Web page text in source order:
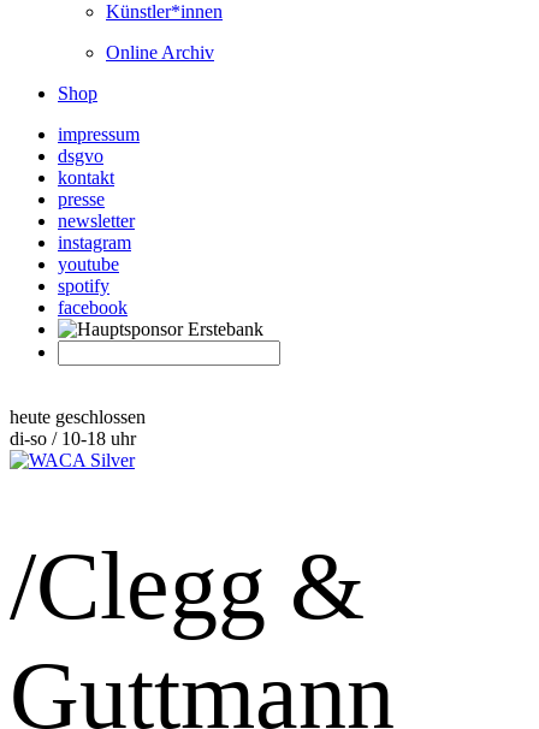
Künstler*innen
Online Archiv
Shop
impressum
dsgvo
kontakt
presse
newsletter
instagram
youtube
spotify
facebook
heute geschlossen
di-so / 10-18 uhr
/Clegg &
Guttmann